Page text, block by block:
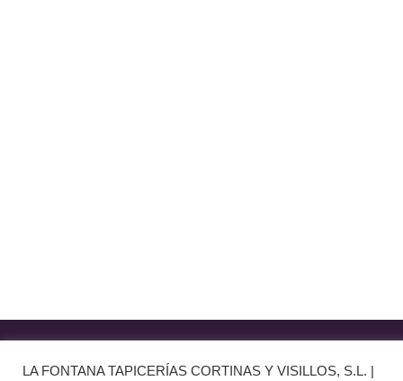
LA FONTANA TAPICERÍAS CORTINAS Y VISILLOS, S.L. |